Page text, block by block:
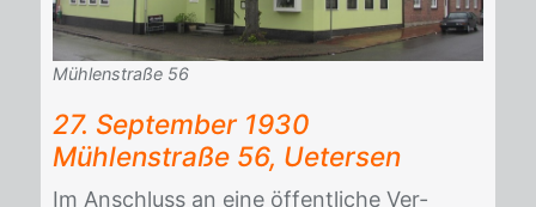
Mühlenstraße 56
27. Sep­tem­ber 1930
Müh­len­stra­ße 56, Ue­ter­sen
Im An­schluss an eine öf­fent­li­che Ver­